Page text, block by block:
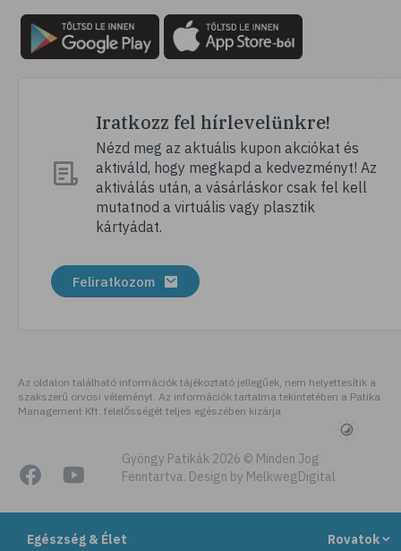
Egészség & Élet Rovatok
# galagonya
# multivitamin
# köröm
# ginzeng
# folsav
# kollagén
# vízhajtó
# tyúkhúsleves
# citromfű
# testmozgás
# légúti allergia
# stresszoldás
# ásványi anyag
Iratkozz fel hírlevelünkre!
Nézd meg az aktuális kupon akciókat és
aktiváld, hogy megkapd a kedvezményt! Az
aktiválás után, a vásárláskor csak fel kell
mutatnod a virtuális vagy plasztik
kártyádat.
Feliratkozom
Az oldalon található információk tájékoztató jellegűek, nem helyettesítik a
szakszerű orvosi véleményt. Az információk tartalma tekintetében a Patika
Management Kft. felelősségét teljes egészében kizárja
Gyöngy Patikák 2026 © Minden Jog
Fenntartva. Design by MelkwegDigital